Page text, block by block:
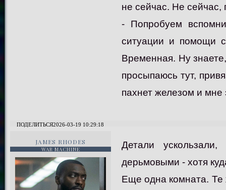
не сейчас. Не сейчас,
- Попробуем
ситуации и помощи
Временная. Ну
просыпаюсь тут,
пахнет железом и мне
ПОДЕЛИТЬСЯ2026-03-19 10:29:18
JAMES RHODES
WAR MACHINE
Детали
дерьмовыми - хотя
Еще одна комната. Те